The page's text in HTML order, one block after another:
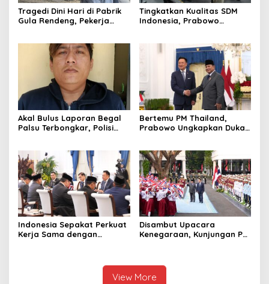
Tragedi Dini Hari di Pabrik
Gula Rendeng, Pekerja
Tingkatkan Kualitas SDM
Indonesia, Prabowo
Terbaik Dunia
Akal Bulus Laporan Begal
Palsu Terbongkar, Polisi
Bertemu PM Thailand,
Prabowo Ungkapkan Duka
Raja Thailand
Indonesia Sepakat Perkuat
Kerja Sama dengan
Disambut Upacara
Kenegaraan, Kunjungan PM
View More